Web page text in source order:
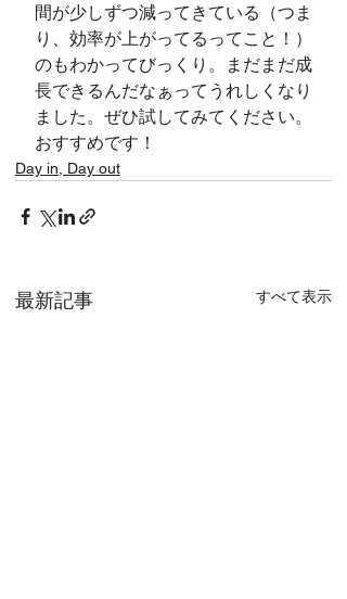
間が少しずつ減ってきている（つま
り、効率が上がってるってこと！）
のもわかってびっくり。まだまだ成
長できるんだなぁってうれしくなり
ました。ぜひ試してみてください。
おすすめです！
Day in, Day out
最新記事 すべて表示